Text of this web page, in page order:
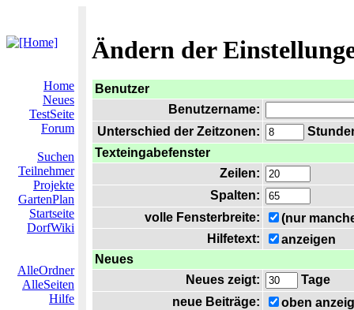
Ändern der
Home
Neues
TestSeite
Forum
Suchen
Teilnehmer
Projekte
GartenPlan
Startseite
DorfWiki
AlleOrdner
AlleSeiten
Hilfe
Benutzer
Benutzername:
Unterschied der Zeitzonen:
Texteingabefenster
Zeilen:
Spalten:
volle Fensterbreite:
(nur
Hilfetext:
anzeigen
Neues
Neues zeigt:
Tage
neue Beiträge:
oben